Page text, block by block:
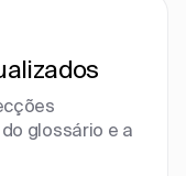
glossário e a